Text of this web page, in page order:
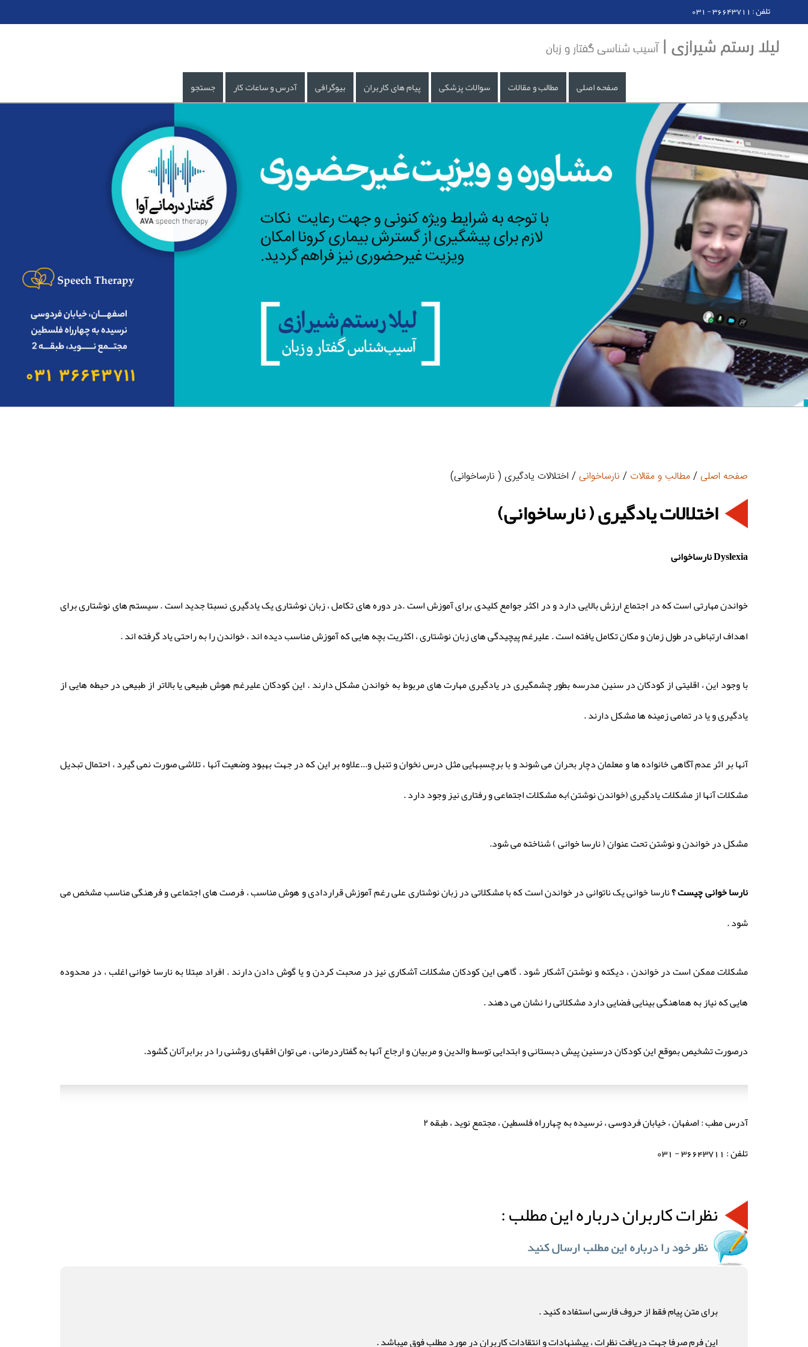
031 - تلفن : 36643711
صفحه اصلی مطالب و مقالات سوالات پزشکی پیام های کاربران بیوگرافی آدرس و ساعات کار جستجو
صفحه اصلی / مطالب و مقالات / نارساخوانی / اختلالات یادگیری ( نارساخوانی)
اختلالات یادگیری ( نارساخوانی)
Dyslexia نارساخوانی
خواندن مهارتی است که در اجتماع ارزش بالایی دارد و در اکثر جوامع کلیدی برای آموزش است .در دوره های تکامل ، زبان نوشتاری یک یادگیری نسبتا جدید است . سیستم های نوشتاری برای
اهداف ارتباطی در طول زمان و مکان تکامل یافته است . علیرغم پیچیدگی های زبان نوشتاری ، اکثریت بچه هایی که آموزش مناسب دیده اند ، خواندن را به راحتی یاد گرفته اند .
با وجود این ، اقلیتی از کودکان در سنین مدرسه بطور چشمگیری در یادگیری مهارت های مربوط به خواندن مشکل دارند . این کودکان علیرغم هوش طبیعی یا بالاتر از طبیعی در حیطه هایی از
یادگیری و یا در تمامی زمینه ها مشکل دارند .
آنها بر اثر عدم آگاهی خانواده ها و معلمان دچار بحران می شوند و با برچسبهایی مثل درس نخوان و تنبل و...علاوه بر این که در جهت بهبود وضعیت آنها ، تلاشی صورت نمی گیرد ، احتمال تبدیل
مشکلات آنها از مشکلات یادگیری (خواندن نوشتن)به مشکلات اجتماعی و رفتاری نیز وجود دارد .
مشکل در خواندن و نوشتن تحت عنوان ( نارسا خوانی ) شناخته می شود.
نارسا خوانی چیست ؟نارسا خوانی یک ناتوانی در خواندن است که با مشکلاتی در زبان نوشتاری علی رغم آموزش قراردادی و هوش مناسب ، فرصت های اجتماعی و فرهنگی مناسب مشخص می
شود .
مشکلات ممکن است در خواندن ، دیکته و نوشتن آشکار شود . گاهی این کودکان مشکلات آشکاری نیز در صحبت کردن و یا گوش دادن دارند . افراد مبتلا به نارسا خوانی اغلب ، در محدوده
هایی که نیاز به هماهنگی بینایی فضایی دارد مشکلاتی را نشان می دهند .
درصورت تشخیص بموقع این کودکان درسنین پیش دبستانی و ابتدایی توسط والدین و مربیان و ارجاع آنها به گفتاردرمانی ، می توان افقهای روشنی را در برابرآنان گشود.
آدرس مطب : اصفهان ، خیابان فردوسی ، نرسیده به چهارراه فلسطین ، مجتمع نوید ، طبقه ۲
تلفن : 36643711 - 031
نظرات کاربران درباره این مطلب :
برای متن پیام فقط از حروف فارسی استفاده کنید .
این فرم صرفا جهت دریافت نظرات ، پیشنهادات و انتقادات کاربران در مورد مطلب فوق میباشد .